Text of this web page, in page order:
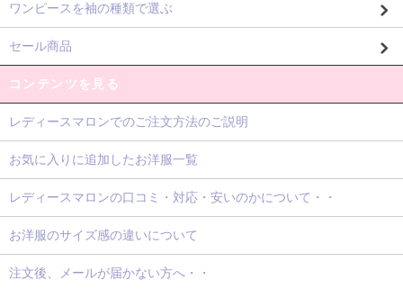
ワンピースを袖の種類で選ぶ
セール商品
コンテンツを見る
レディースマロンでのご注文方法のご説明
お気に入りに追加したお洋服一覧
レディースマロンの口コミ・対応・安いのかについて・・
お洋服のサイズ感の違いについて
注文後、メールが届かない方へ・・